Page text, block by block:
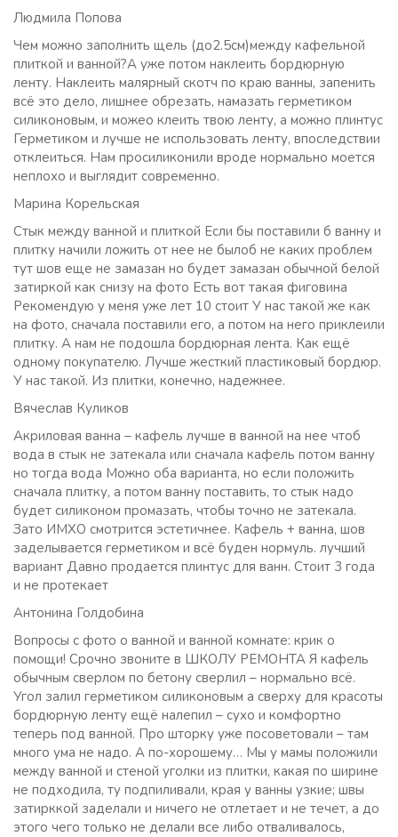
Людмила Попова
Чем можно заполнить щель (до2.5см)между кафельной
плиткой и ванной?А уже потом наклеить бордюрную
ленту. Наклеить малярный скотч по краю ванны, запенить
всё это дело, лишнее обрезать, намазать герметиком
силиконовым, и можео клеить твою ленту, а можно плинтус
Герметиком и лучше не использовать ленту, впоследствии
отклеиться. Нам просиликонили вроде нормально моется
неплохо и выглядит современно.
Марина Корельская
Стык между ванной и плиткой Если бы поставили б ванну и
плитку начили ложить от нее не былоб не каких проблем
тут шов еще не замазан но будет замазан обычной белой
затиркой как снизу на фото Есть вот такая фиговина
Рекомендую у меня уже лет 10 стоит У нас такой же как
на фото, сначала поставили его, а потом на него приклеили
плитку. А нам не подошла бордюрная лента. Как ещё
одному покупателю. Лучше жесткий пластиковый бордюр.
У нас такой. Из плитки, конечно, надежнее.
Вячеслав Куликов
Акриловая ванна – кафель лучше в ванной на нее чтоб
вода в стык не затекала или сначала кафель потом ванну
но тогда вода Можно оба варианта, но если положить
сначала плитку, а потом ванну поставить, то стык надо
будет силиконом промазать, чтобы точно не затекала.
Зато ИМХО смотрится эстетичнее. Кафель + ванна, шов
заделывается герметиком и всё буден нормуль. лучший
вариант Давно продается плинтус для ванн. Стоит 3 года
и не протекает
Антонина Голдобина
Вопросы с фото о ванной и ванной комнате: крик о
помощи! Срочно звоните в ШКОЛУ РЕМОНТА Я кафель
обычным сверлом по бетону сверлил – нормально всё.
Угол залил герметиком силиконовым а сверху для красоты
бордюрную ленту ещё налепил – сухо и комфортно
теперь под ванной. Про шторку уже посоветовали – там
много ума не надо. А по-хорошему… Мы у мамы положили
между ванной и стеной уголки из плитки, какая по ширине
не подходила, ту подпиливали, края у ванны узкие; швы
затирккой заделали и ничего не отлетает и не течет, а до
этого чего только не делали все либо отваливалось,